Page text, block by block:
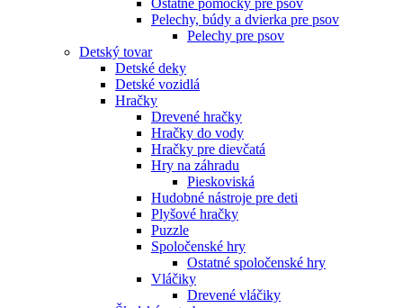
Ostatné pomôcky pre psov
Pelechy, búdy a dvierka pre psov
Pelechy pre psov
Detský tovar
Detské deky
Detské vozidlá
Hračky
Drevené hračky
Hračky do vody
Hračky pre dievčatá
Hry na záhradu
Pieskoviská
Hudobné nástroje pre deti
Plyšové hračky
Puzzle
Spoločenské hry
Ostatné spoločenské hry
Vláčiky
Drevené vláčiky